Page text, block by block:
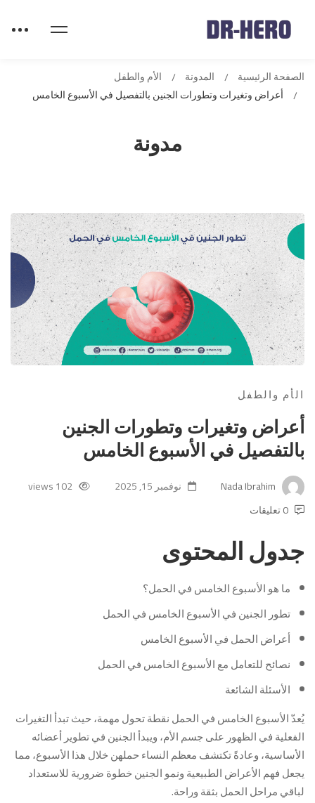
مدونة
الصفحة الرئيسية المدونة
الأم والطفل
أعراض وتغيرات وتطورات الجنين بالتفصيل في الأسبوع الخامس
الأم والطفل
أعراض وتغيرات وتطورات الجنين
بالتفصيل في الأسبوع الخامس
نوفمبر 15, 2025
102 views
0 تعليقات
جدول المحتوى
ما هو الأسبوع الخامس في الحمل؟
تطور الجنين في الأسبوع الخامس في الحمل
أعراض الحمل في الأسبوع الخامس
نصائح للتعامل مع الأسبوع الخامس في الحمل
الأسئلة الشائعة
يُعدّ الأسبوع الخامس في الحمل نقطة تحول مهمة، حيث تبدأ التغيرات
الفعلية في الظهور على جسم الأم، ويبدأ الجنين في تطوير أعضائه
الأساسية، وعادةً تكتشف معظم النساء حملهن خلال هذا الأسبوع، مما
يجعل فهم الأعراض الطبيعية ونمو الجنين خطوة ضرورية للاستعداد
لباقي مراحل الحمل بثقة وراحة.